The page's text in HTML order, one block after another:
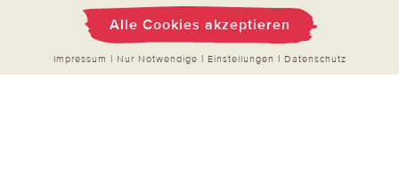
Impressum|AGB|Datenschutz|Cookies
Alle Cookies akzeptieren
Impressum | Nur Notwendige | Einstellungen | Datenschutz